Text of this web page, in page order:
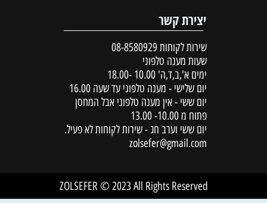
יצירת קשר
שירות לקוחות 08-8580929
שעות מענה טלפוני
ימים א',ב,ד,ה' 10.00 -18.00
יום שלישי - מענה טלפוני עד שעה 16.00
יום ששי - אין מענה טלפוני אבל המחסן
פתוח מ 10.00- 13.00
יום ששי וערב חג - שירות לקוחות לא פעיל.
zolsefer@gmail.com
ZOLSEFER © 2023 All Rights Reserved